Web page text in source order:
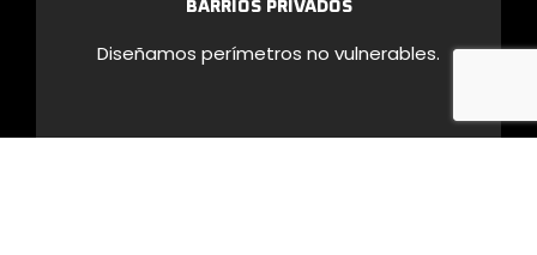
BARRIOS PRIVADOS
Diseñamos perímetros no vulnerables.